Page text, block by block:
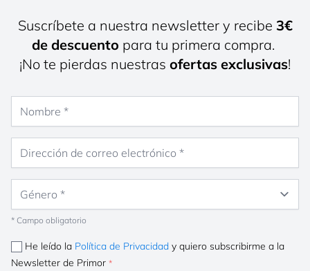
Suscríbete a nuestra newsletter y recibe 3€
de descuento para tu primera compra.
¡No te pierdas nuestras ofertas exclusivas!
* Campo obligatorio
He leído la Política de Privacidad y quiero subscribirme a la
Newsletter de Primor